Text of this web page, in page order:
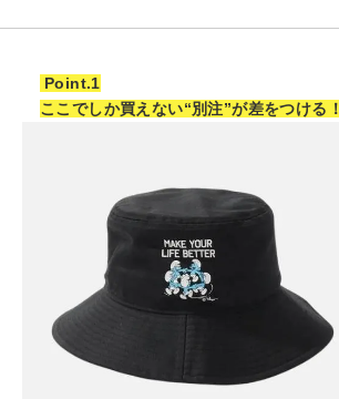
Point.1
ここでしか買えない“別注”が差をつける！